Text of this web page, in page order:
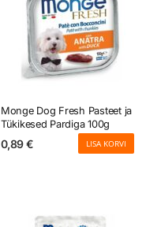
Monge Dog Fresh Pasteet ja
Tükikesed Pardiga 100g
0,89€ LISA KORVI